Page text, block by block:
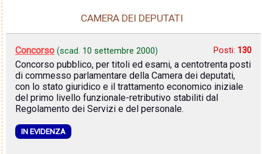
CAMERA DEI DEPUTATI
Concorso (scad. 10 settembre 2000) Posti: 130
Concorso pubblico, per titoli ed esami, a centotrenta posti
di commesso parlamentare della Camera dei deputati,
con lo stato giuridico e il trattamento economico iniziale
del primo livello funzionale-retributivo stabiliti dal
Regolamento dei Servizi e del personale.
IN EVIDENZA